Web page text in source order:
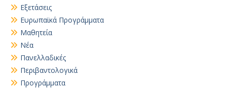
Εξετάσεις
Ευρωπαϊκά Προγράμματα
Μαθητεία
Νέα
Πανελλαδικές
Περιβαντολογικά
Προγράμματα